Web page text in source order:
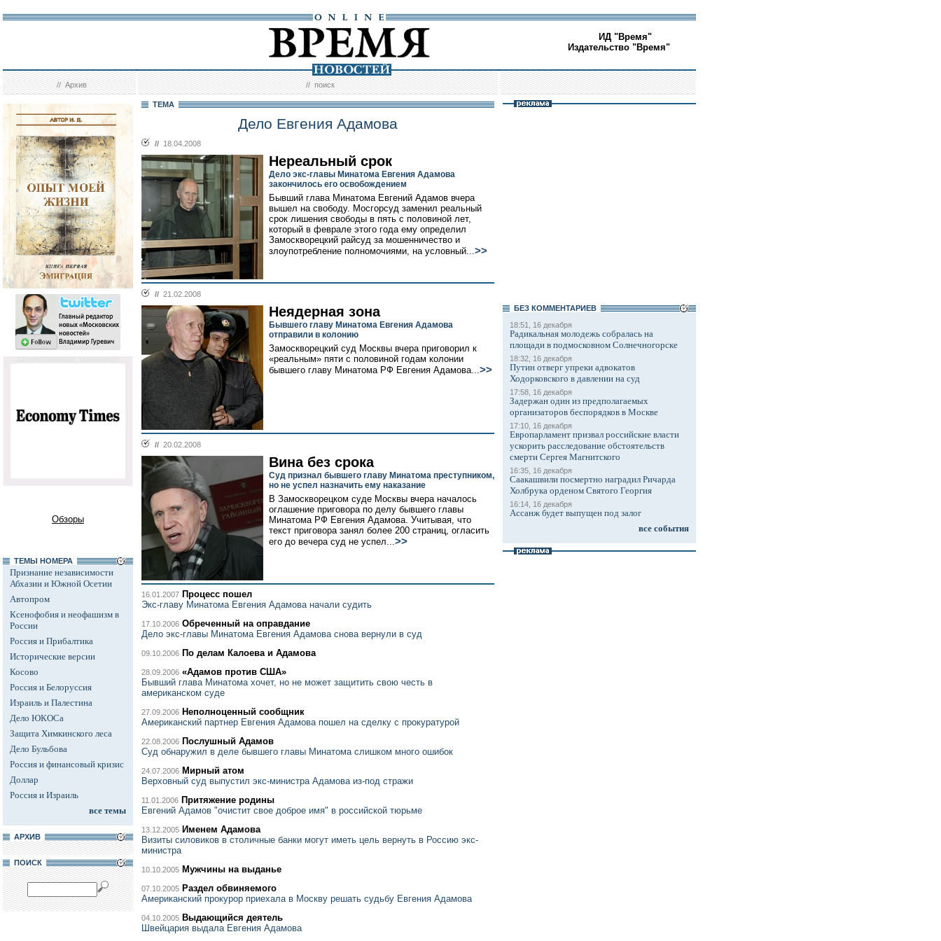
ИД "Время"
Издательство "Время"
//Архив //поиск
Обзоры
ТЕМЫ НОМЕРА
Признание независимости
Абхазии и Южной Осетии
Автопром
Ксенофобия и неофашизм в
России
Россия и Прибалтика
Исторические версии
Косово
Россия и Белоруссия
Израиль и Палестина
Дело ЮКОСа
Защита Химкинского леса
Дело Бульбова
Россия и финансовый кризис
Доллар
Россия и Израиль
все темы
АРХИВ
ПОИСК
ТЕМА
Дело Евгения Адамова
// 18.04.2008
Нереальный срок
Дело экс-главы Минатома Евгения Адамова
закончилось его освобождением
Бывший глава Минатома Евгений Адамов вчера
вышел на свободу. Мосгорсуд заменил реальный
срок лишения свободы в пять с половиной лет,
который в феврале этого года ему определил
Замоскворецкий райсуд за мошенничество и
злоупотребление полномочиями, на условный...>>
// 21.02.2008
Неядерная зона
Бывшего главу Минатома Евгения Адамова
отправили в колонию
Замоскворецкий суд Москвы вчера приговорил к
«реальным» пяти с половиной годам колонии
бывшего главу Минатома РФ Евгения Адамова...>>
// 20.02.2008
Вина без срока
Суд признал бывшего главу Минатома преступником,
но не успел назначить ему наказание
В Замоскворецком суде Москвы вчера началось
оглашение приговора по делу бывшего главы
Минатома РФ Евгения Адамова. Учитывая, что
текст приговора занял более 200 страниц, огласить
его до вечера суд не успел...>>
16.01.2007 Процесс пошел
Экс-главу Минатома Евгения Адамова начали судить
17.10.2006 Обреченный на оправдание
Дело экс-главы Минатома Евгения Адамова снова вернули в суд
09.10.2006 По делам Калоева и Адамова
28.09.2006 «Адамов против США»
Бывший глава Минатома хочет, но не может защитить свою честь в
американском суде
27.09.2006 Неполноценный сообщник
Американский партнер Евгения Адамова пошел на сделку с прокуратурой
22.08.2006 Послушный Адамов
Суд обнаружил в деле бывшего главы Минатома слишком много ошибок
24.07.2006 Мирный атом
Верховный суд выпустил экс-министра Адамова из-под стражи
11.01.2006 Притяжение родины
Евгений Адамов "очистит свое доброе имя" в российской тюрьме
13.12.2005 Именем Адамова
Визиты силовиков в столичные банки могут иметь цель вернуть в Россию экс-
министра
10.10.2005 Мужчины на выданье
07.10.2005 Раздел обвиняемого
Американский прокурор приехала в Москву решать судьбу Евгения Адамова
04.10.2005 Выдающийся деятель
Швейцария выдала Евгения Адамова
БЕЗ КОМMЕНТАРИЕВ
18:51, 16 декабря
Радикальная молодежь собралась на
площади в подмосковном Солнечногорске
18:32, 16 декабря
Путин отверг упреки адвокатов
Ходорковского в давлении на суд
17:58, 16 декабря
Задержан один из предполагаемых
организаторов беспорядков в Москве
17:10, 16 декабря
Европарламент призвал российские власти
ускорить расследование обстоятельств
смерти Сергея Магнитского
16:35, 16 декабря
Саакашвили посмертно наградил Ричарда
Холбрука орденом Святого Георгия
16:14, 16 декабря
Ассанж будет выпущен под залог
все события